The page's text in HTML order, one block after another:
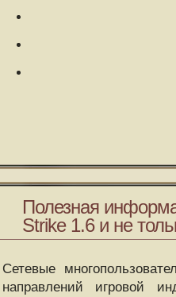
Полезная
Strike 1.6 и не
Сетевые
направлений игровой